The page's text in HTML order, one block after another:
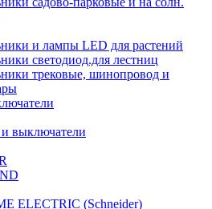
и лампы LED для растений
светодиод.для лестниц
трековые, шинопровод и
и выключатели
ELECTRIC (Schneider)